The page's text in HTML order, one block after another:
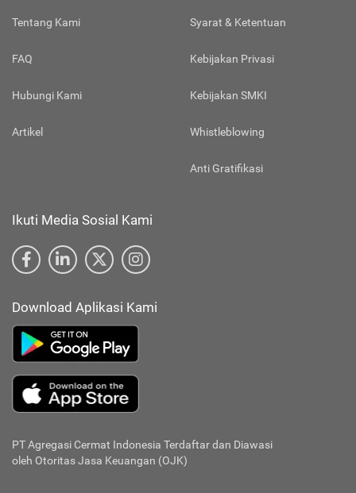
Tentang Kami
FAQ
Hubungi Kami
Artikel
Syarat & Ketentuan
Kebijakan Privasi
Kebijakan SMKI
Whistleblowing
Anti Gratifikasi
Ikuti Media Sosial Kami
Download Aplikasi Kami
PT Agregasi Cermat Indonesia Terdaftar dan Diawasi
oleh Otoritas Jasa Keuangan (OJK)